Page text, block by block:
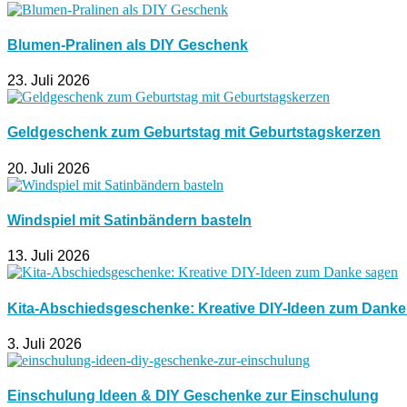
Blumen-Pralinen als DIY Geschenk
23. Juli 2026
Geldgeschenk zum Geburtstag mit Geburtstagskerzen
20. Juli 2026
Windspiel mit Satinbändern basteln
13. Juli 2026
Kita-Abschiedsgeschenke: Kreative DIY-Ideen zum
3. Juli 2026
Einschulung Ideen & DIY Geschenke zur Einschulung